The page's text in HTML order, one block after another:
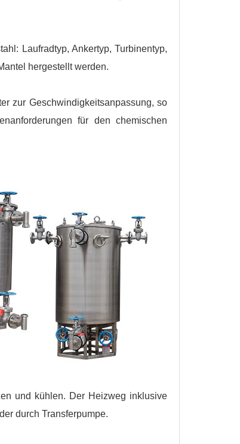
Laufradtyp, Ankertyp, Turbinentyp,
hergestellt werden.
zur Geschwindigkeitsanpassung, so
für den chemischen
und kühlen. Der Heizweg inklusive
durch Transferpumpe.